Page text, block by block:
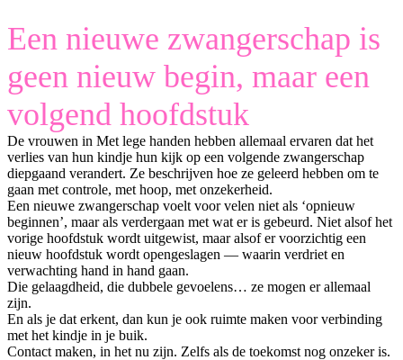
Een nieuwe zwangerschap is
geen nieuw begin, maar een
volgend hoofdstuk
De vrouwen in Met lege handen hebben allemaal ervaren dat het
verlies van hun kindje hun kijk op een volgende zwangerschap
diepgaand verandert. Ze beschrijven hoe ze geleerd hebben om te
gaan met controle, met hoop, met onzekerheid.
Een nieuwe zwangerschap voelt voor velen niet als ‘opnieuw
beginnen’, maar als verdergaan met wat er is gebeurd. Niet alsof het
vorige hoofdstuk wordt uitgewist, maar alsof er voorzichtig een
nieuw hoofdstuk wordt opengeslagen — waarin verdriet en
verwachting hand in hand gaan.
Die gelaagdheid, die dubbele gevoelens… ze mogen er allemaal
zijn.
En als je dat erkent, dan kun je ook ruimte maken voor verbinding
met het kindje in je buik.
Contact maken, in het nu zijn. Zelfs als de toekomst nog onzeker is.